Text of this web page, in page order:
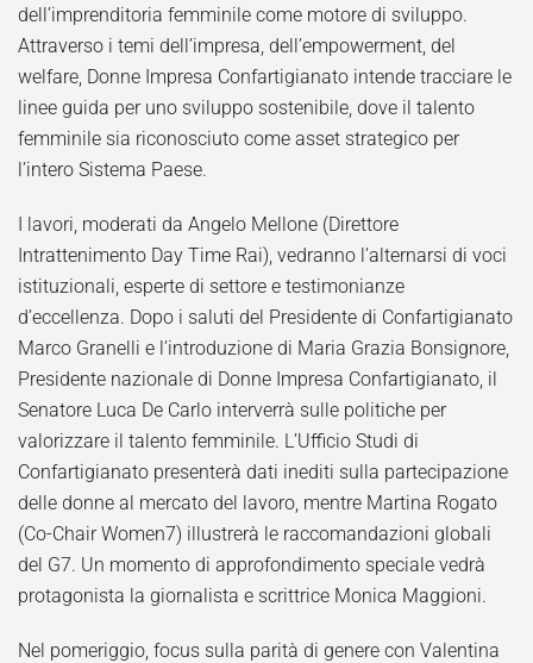
dell’imprenditoria femminile come motore di sviluppo.
Attraverso i temi dell’impresa, dell’empowerment, del
welfare, Donne Impresa Confartigianato intende tracciare le
linee guida per uno sviluppo sostenibile, dove il talento
femminile sia riconosciuto come asset strategico per
l’intero Sistema Paese.
I lavori, moderati da Angelo Mellone (Direttore
Intrattenimento Day Time Rai), vedranno l’alternarsi di voci
istituzionali, esperte di settore e testimonianze
d’eccellenza. Dopo i saluti del Presidente di Confartigianato
Marco Granelli e l’introduzione di Maria Grazia Bonsignore,
Presidente nazionale di Donne Impresa Confartigianato, il
Senatore Luca De Carlo interverrà sulle politiche per
valorizzare il talento femminile. L’Ufficio Studi di
Confartigianato presenterà dati inediti sulla partecipazione
delle donne al mercato del lavoro, mentre Martina Rogato
(Co-Chair Women7) illustrerà le raccomandazioni globali
del G7. Un momento di approfondimento speciale vedrà
protagonista la giornalista e scrittrice Monica Maggioni.
Nel pomeriggio, focus sulla parità di genere con Valentina